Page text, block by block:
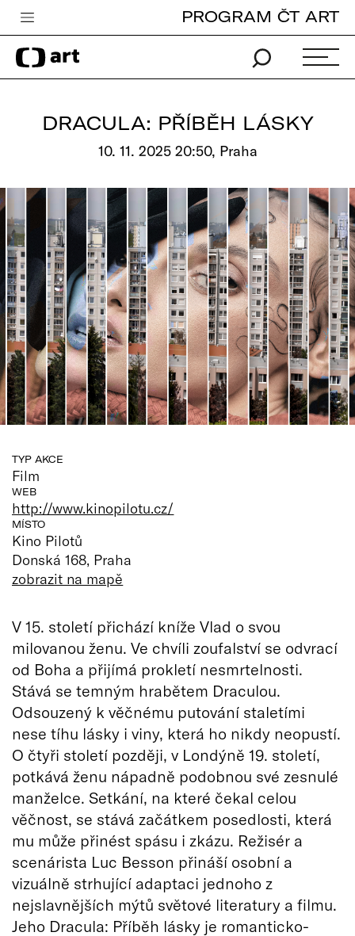
Česká televize
Zpravodajství
Pro děti
edu
Vše o ČT
PROGRAM ČT ART
DRACULA: PŘÍBĚH LÁSKY
10. 11. 2025 20:50, Praha
TYP AKCE
Film
WEB
http://www.kinopilotu.cz/
MÍSTO
Kino Pilotů
Donská 168, Praha
zobrazit na mapě
V 15. století přichází kníže Vlad o svou
milovanou ženu. Ve chvíli zoufalství se odvrací
od Boha a přijímá prokletí nesmrtelnosti.
Stává se temným hrabětem Draculou.
Odsouzený k věčnému putování staletími
nese tíhu lásky i viny, která ho nikdy neopustí.
O čtyři století později, v Londýně 19. století,
potkává ženu nápadně podobnou své zesnulé
manželce. Setkání, na které čekal celou
věčnost, se stává začátkem posedlosti, která
mu může přinést spásu i zkázu. Režisér a
scenárista Luc Besson přináší osobní a
vizuálně strhující adaptaci jednoho z
nejslavnějších mýtů světové literatury a filmu.
Jeho Dracula: Příběh lásky je romanticko-